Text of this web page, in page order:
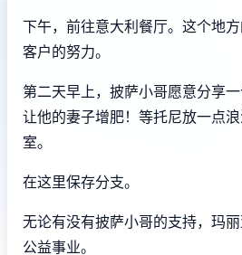
下午，前往意大利餐厅。这个地
客户的努力。
第二天早上，披萨小哥愿意分享一
让他的妻子增肥！等托尼放一点
室。
在这里保存分支。
无论有没有披萨小哥的支持，玛
公益事业。